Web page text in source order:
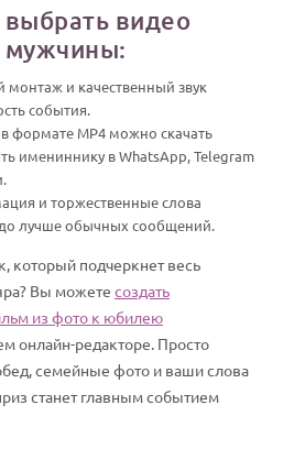
видео
мужчины:
и качественный звук
события.
в формате MP4 можно скачать
имениннику в WhatsApp, Telegram
и торжественные слова
лучше обычных сообщений.
который подчеркнет весь
Вы можете создать
из фото к юбилею
онлайн-редакторе. Просто
семейные фото и ваши слова
станет главным событием